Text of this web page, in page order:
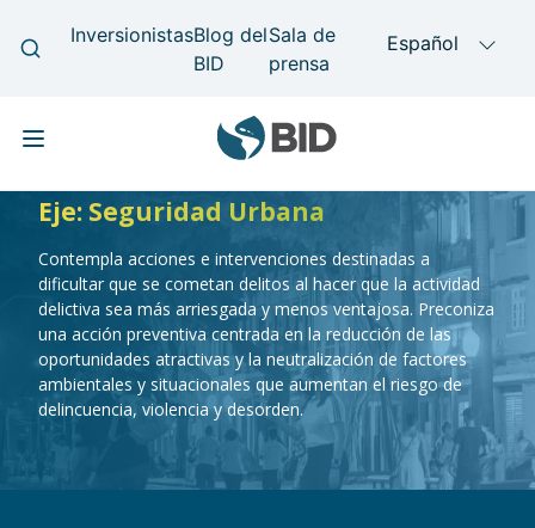
Main navigation
Skip to main content
Eje: Seguridad Urbana
Contempla acciones e intervenciones destinadas a
dificultar que se cometan delitos al hacer que la actividad
delictiva sea más arriesgada y menos ventajosa. Preconiza
una acción preventiva centrada en la reducción de las
oportunidades atractivas y la neutralización de factores
ambientales y situacionales que aumentan el riesgo de
delincuencia, violencia y desorden.